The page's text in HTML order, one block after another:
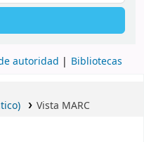
autoridad Bibliotecas
Vista MARC